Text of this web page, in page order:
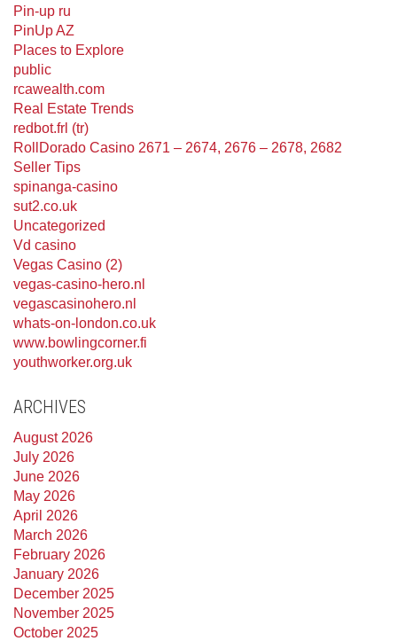
Pin-up ru
PinUp AZ
Places to Explore
public
rcawealth.com
Real Estate Trends
redbot.frl (tr)
RollDorado Casino 2671 – 2674, 2676 – 2678, 2682
Seller Tips
spinanga-casino
sut2.co.uk
Uncategorized
Vd casino
Vegas Casino (2)
vegas-casino-hero.nl
vegascasinohero.nl
whats-on-london.co.uk
www.bowlingcorner.fi
youthworker.org.uk
ARCHIVES
August 2026
July 2026
June 2026
May 2026
April 2026
March 2026
February 2026
January 2026
December 2025
November 2025
October 2025